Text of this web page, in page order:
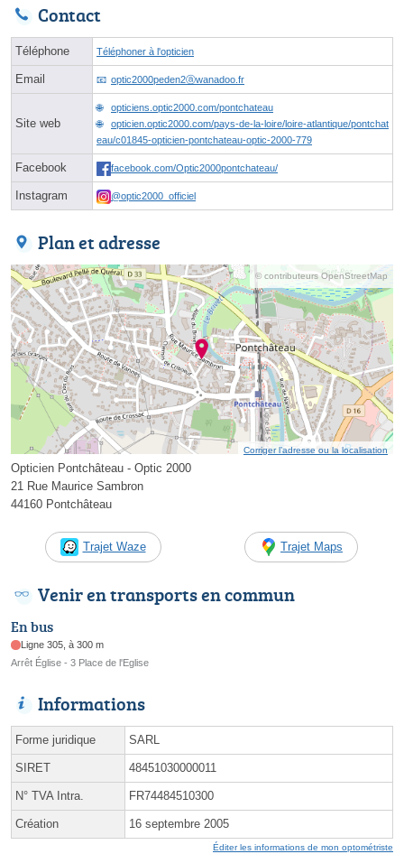
Contact
Téléphone Téléphoner à l'opticien
Email optic2000peden2ⓐwanadoo.fr
Site web
opticiens.optic2000.com/pontchateau
opticien.optic2000.com/pays-de-la-loire/loire-atlantique/pontchat
eau/c01845-opticien-pontchateau-optic-2000-779
Facebook facebook.com/Optic2000pontchateau/
Instagram @optic2000_officiel
Plan et adresse
© contributeurs OpenStreetMap
Corriger l’adresse ou la localisation
Opticien Pontchâteau - Optic 2000
21 Rue Maurice Sambron
44160 Pontchâteau
Trajet Waze Trajet Maps
Venir en transports en commun
En bus
Ligne 305, à 300 m
Arrêt Église - 3 Place de l'Eglise
Informations
Forme juridique SARL
SIRET 48451030000011
N° TVA Intra. FR74484510300
Création 16 septembre 2005
Éditer les informations de mon optométriste